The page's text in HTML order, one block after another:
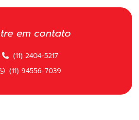
roçadeira
em contato
(11) 2404-5217
(11) 94556-7039